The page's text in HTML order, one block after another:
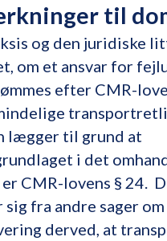
til
og den juridiske
om et ansvar for
efter CMR-
lægger til grund at
i det
CMR-lovens § 24.
fra andre sager om
derved, at